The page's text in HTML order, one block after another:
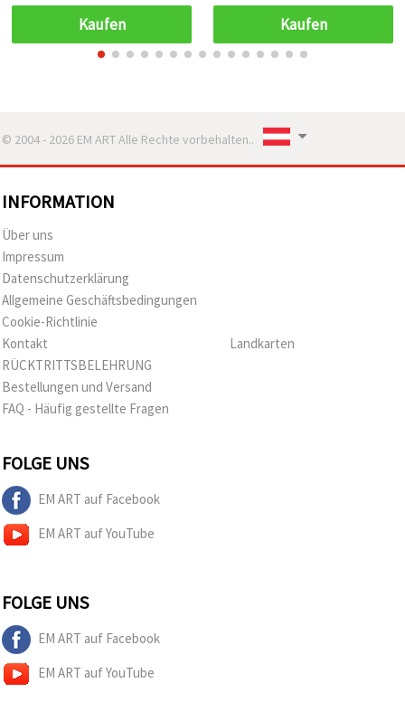
Dekorationen
Kaufen Kaufen
© 2004 - 2026 EM ART Alle Rechte vorbehalten..
INFORMATION
Über uns
Impressum
Datenschutzerklärung
Allgemeine Geschäftsbedingungen
Cookie-Richtlinie
Kontakt
RÜCKTRITTSBELEHRUNG
Bestellungen und Versand
FAQ - Häufig gestellte Fragen
Landkarten
FOLGE UNS
EM ART auf Facebook
EM ART auf YouTube
FOLGE UNS
EM ART auf Facebook
EM ART auf YouTube